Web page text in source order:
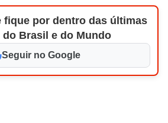
fique por dentro das últimas
Brasil e do Mundo
Seguir no Google